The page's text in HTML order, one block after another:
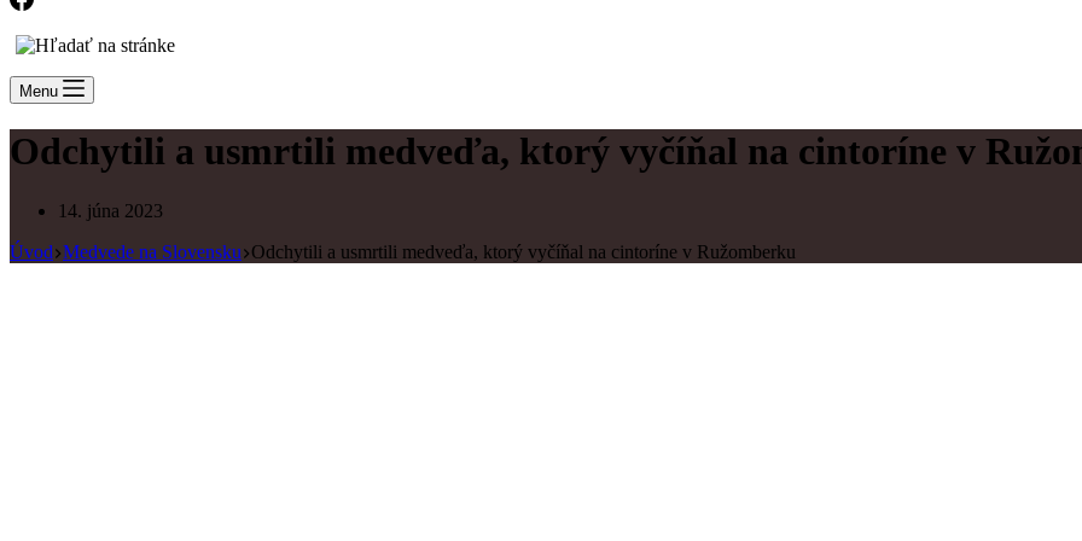
Menu
Odchytili a usmrtili medveďa, ktorý vyčíňal na cintoríne v
14. júna 2023
Úvod Medvede na Slovensku Odchytili a usmrtili medveďa, ktorý vyčíňal na cintoríne v Ružomberku